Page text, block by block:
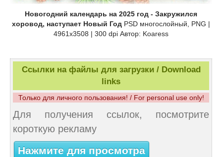
Новогодний календарь на 2025 год - Закружился
хоровод, наступает Новый Год PSD многослойный, PNG |
4961x3508 | 300 dpi Автор: Koaress
Ссылки на файлы для загрузки / Download
links
Только для личного пользования! / For personal use only!
Для получения ссылок, посмотрите
короткую рекламу
Нажмите для просмотра